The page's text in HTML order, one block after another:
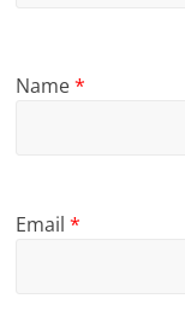
Name*
Email*